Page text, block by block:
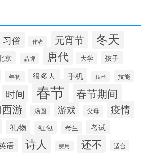
习俗 作者 元宵节 冬天
京 品牌 唐代 大学 孩子
年初 很多人 手机 技术 技能
时间 春节 春节期间
游 汤圆 游戏 父母 疫情
礼物 红包 考生 考试
语 诗人 费用 还不 适合